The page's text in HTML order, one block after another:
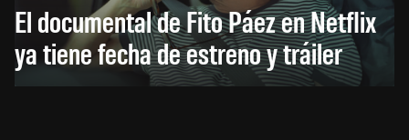
El documental de Fito Páez en Netflix
ya tiene fecha de estreno y tráiler